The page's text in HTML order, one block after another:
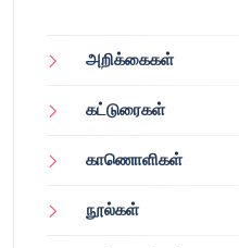
அறிக்கைகள்
கட்டுரைகள்
காணொளிகள்
நூல்கள்